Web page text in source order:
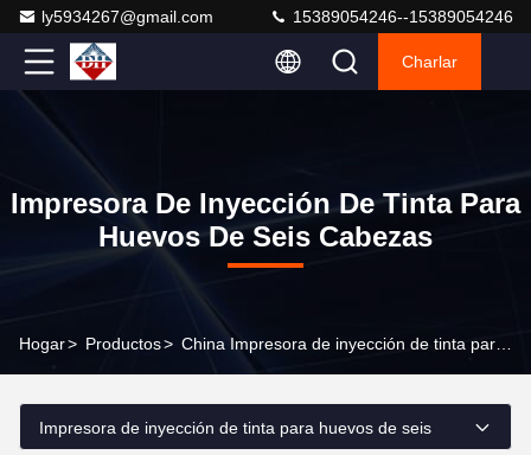
ly5934267@gmail.com 15389054246--15389054246
Charlar
Impresora De Inyección De Tinta Para
Huevos De Seis Cabezas
Hogar> Productos>
Impresora de inyección de tinta para huevos de seis